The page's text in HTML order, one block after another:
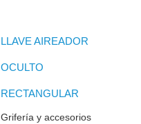
LLAVE AIREADOR
OCULTO
RECTANGULAR
Grifería y accesorios